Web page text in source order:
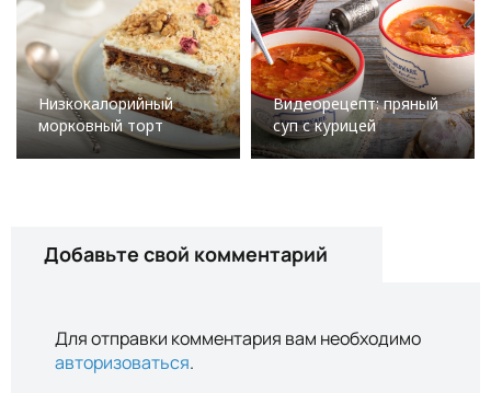
Низкокалорийный
морковный торт
Видеорецепт: пряный
суп с курицей
Добавьте свой комментарий
Для отправки комментария вам необходимо
авторизоваться.